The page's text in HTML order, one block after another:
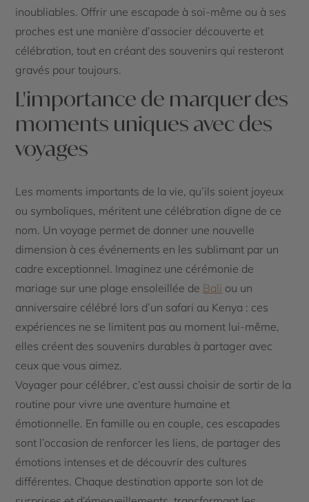
inoubliables. Offrir une escapade à soi-même ou à ses
proches est une manière d’associer découverte et
célébration, tout en créant des souvenirs qui resteront
gravés pour toujours.
L'importance de marquer des
moments uniques avec des
voyages
Les moments importants de la vie, qu’ils soient joyeux
ou symboliques, méritent une célébration digne de ce
nom. Un voyage permet de donner une nouvelle
dimension à ces événements en les sublimant par un
cadre exceptionnel. Imaginez une cérémonie de
mariage sur une plage ensoleillée de Bali ou un
anniversaire célébré lors d’un safari au Kenya : ces
expériences ne se limitent pas au moment lui-même,
elles créent des souvenirs durables à partager avec
ceux que vous aimez.
Voyager pour célébrer, c’est aussi choisir de sortir de la
routine pour vivre une aventure humaine et
émotionnelle. En famille ou en couple, ces escapades
sont l’occasion de renforcer les liens, de partager des
émotions intenses et de découvrir des cultures
différentes. Chaque destination apporte son lot de